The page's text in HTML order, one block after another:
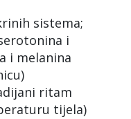
sistema;
i
i melanina
ritam
tijela)